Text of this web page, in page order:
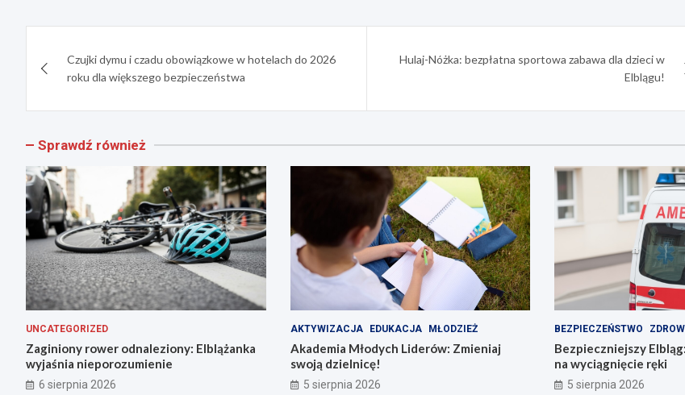
wpisuCzujki dymu i czadu obowiązkowe w hotelach do 2026
roku dla większego bezpieczeństwa
Hulaj-Nóżka: bezpłatna sportowa zabawa dla dzieci w
Elblągu!
Sprawdź również
UNCATEGORIZED
Zaginiony rower odnaleziony: Elblążanka
wyjaśnia nieporozumienie
6 sierpnia 2026
AKTYWIZACJA EDUKACJA MŁODZIEŻ
Akademia Młodych Liderów: Zmieniaj
swoją dzielnicę!
5 sierpnia 2026
BEZPIECZEŃSTWO
Bezpieczniejszy
na wyciągnięcie ręki
5 sierpnia 2026